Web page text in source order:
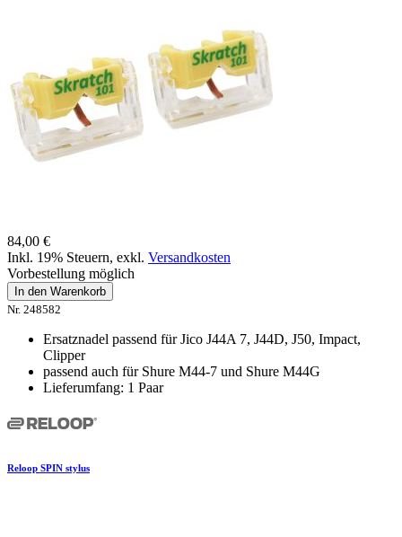
84,00 €
Inkl. 19% Steuern, exkl. Versandkosten
Vorbestellung möglich
In den Warenkorb
Nr. 248582
Ersatznadel passend für Jico J44A 7, J44D, J50, Impact,
Clipper
passend auch für Shure M44-7 und Shure M44G
Lieferumfang: 1 Paar
Reloop SPIN stylus